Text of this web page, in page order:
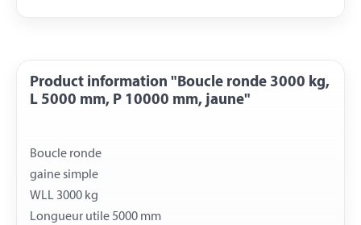
Product information "Boucle ronde 3000 kg,
L 5000 mm, P 10000 mm, jaune"
Boucle ronde
gaine simple
WLL 3000 kg
Longueur utile 5000 mm